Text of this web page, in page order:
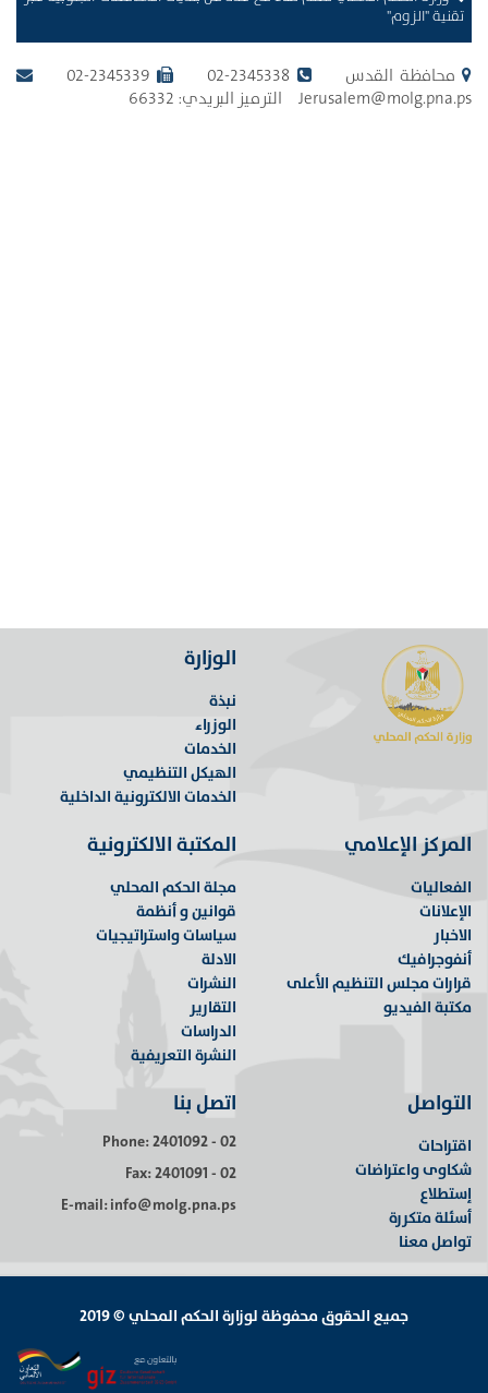
تقنية "الزوم"
محافظة القدس 02-2345338
02-2345339
Jerusalem@molg.pna.ps الترميز البريدي: 66332
الوزارة
نبذة
الوزراء
الخدمات
الهيكل التنظيمي
الخدمات الالكترونية الداخلية
المركز الإعلامي
الفعاليات
الإعلانات
الاخبار
أنفوجرافيك
قرارات مجلس التنظيم الأعلى
مكتبة الفيديو
المكتبة الالكترونية
مجلة الحكم المحلي
قوانين و أنظمة
سياسات واستراتيجيات
الادلة
النشرات
التقارير
الدراسات
النشرة التعريفية
التواصل
اقتراحات
شكاوى واعتراضات
إستطلاع
أسئلة متكررة
تواصل معنا
اتصل بنا
Phone: 2401092 - 02
Fax: 2401091 - 02
E-mail: info@molg.pna.ps
جميع الحقوق محفوظة لوزارة الحكم المحلي © 2019